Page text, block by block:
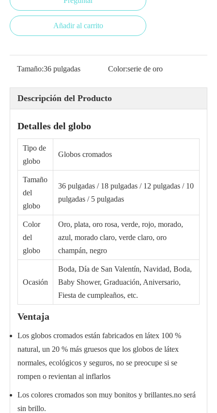
Añadir al carrito
Tamaño:36 pulgadas Color:serie de oro
Descripción del Producto
Detalles del globo
Tipo de
globo
Globos cromados
Tamaño
del
globo
36 pulgadas / 18 pulgadas / 12 pulgadas / 10
pulgadas / 5 pulgadas
Color
del
globo
Oro, plata, oro rosa, verde, rojo, morado,
azul, morado claro, verde claro, oro
champán, negro
Ocasión
Boda, Día de San Valentín, Navidad, Boda,
Baby Shower, Graduación, Aniversario,
Fiesta de cumpleaños, etc.
Ventaja
Los globos cromados están fabricados en látex 100 %
natural, un 20 % más gruesos que los globos de látex
normales, ecológicos y seguros, no se preocupe si se
rompen o revientan al inflarlos
Los colores cromados son muy bonitos y brillantes.no será
sin brillo.